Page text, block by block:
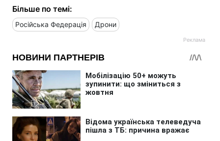
Більше по темі:
Російська Федерація Дрони